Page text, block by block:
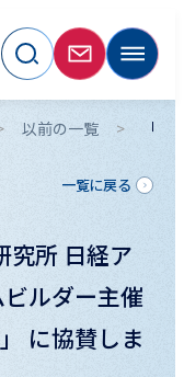
以前の一覧 「
究所 日経ア
ルダー主催
に協賛しま
一覧に戻る